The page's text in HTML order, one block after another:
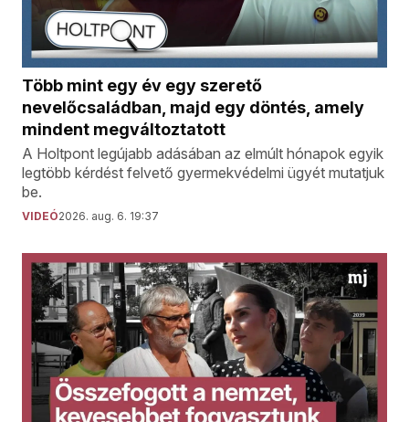
Több mint egy év egy szerető
nevelőcsaládban, majd egy döntés, amely
mindent megváltoztatott
A Holtpont legújabb adásában az elmúlt hónapok egyik
legtöbb kérdést felvető gyermekvédelmi ügyét mutatjuk
be.
VIDEÓ2026. aug. 6. 19:37